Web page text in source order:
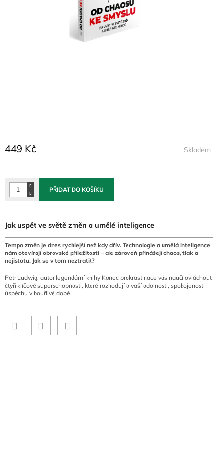
449 Kč Skladem
PŘIDAT DO KOŠÍKU
Jak uspět ve světě změn a umělé inteligence
Tempo změn je dnes rychlejší než kdy dřív. Technologie a umělá inteligence
nám otevírají obrovské příležitosti – ale zároveň přinášejí chaos, tlak a
nejistotu. Jak se v tom neztratit?
Petr Ludwig, autor legendární knihy Konec prokrastinace vás naučí ovládnout
čtyři klíčové superschopnosti, které rozhodují o vaší odolnosti, spokojenosti i
úspěchu v bouřlivé době.